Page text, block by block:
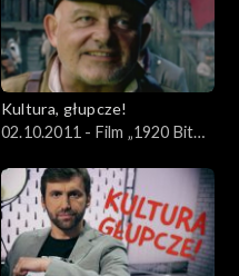
Kultura, głupcze!
02.10.2011 - Film „1920 Bitwa
polsko-rosyjskie